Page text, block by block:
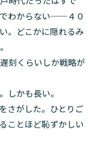
わからない──４０
。どこかに隠れるみ
刻くらいしか戦略が
かも長い。
さがした。ひとりご
ことほど恥ずかしい